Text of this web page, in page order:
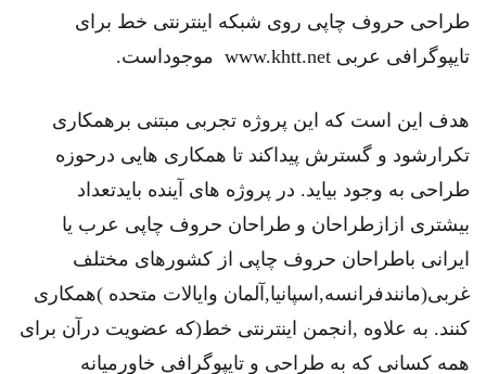
طراحی حروف چاپی روی شبکه اینترنتی خط برای
تایپوگرافی عربی www.khtt.net موجوداست.
هدف این است که این پروژه تجربی مبتنی برهمکاری
تکرارشود و گسترش پیداکند تا همکاری هایی درحوزه
طراحی به وجود بیاید. در پروژه های آینده بایدتعداد
بیشتری ازازطراحان و طراحان حروف چاپی عرب یا
ایرانی باطراحان حروف چاپی از کشورهای مختلف
غربی(مانندفرانسه,اسپانیا,آلمان وایالات متحده )همکاری
کنند. به علاوه ,انجمن اینترنتی خط(که عضویت درآن برای
همه کسانی که به طراحی و تایپوگرافی خاورمیانه